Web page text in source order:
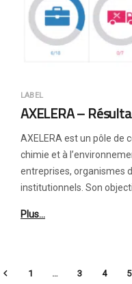
LABEL
AXELERA –
AXELERA est un pôle de
chimie et à
entreprises, organismes
institutionnels. Son
Plus…
1 … 3 4 5